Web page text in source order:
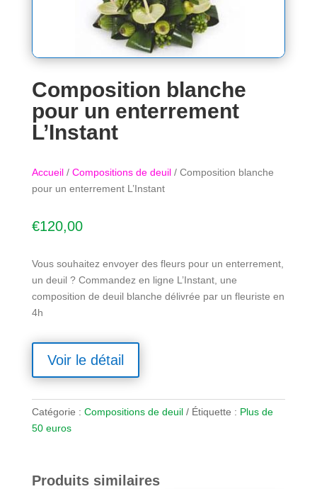
Composition blanche
pour un enterrement
L’Instant
Accueil/ Compositions de deuil/ Composition blanche
pour un enterrement L’Instant
€120,00
Vous souhaitez envoyer des fleurs pour un enterrement,
un deuil ? Commandez en ligne L’Instant, une
composition de deuil blanche délivrée par un fleuriste en
4h
Voir le détail
Catégorie : Compositions de deuil Étiquette : Plus de
50 euros
Produits similaires